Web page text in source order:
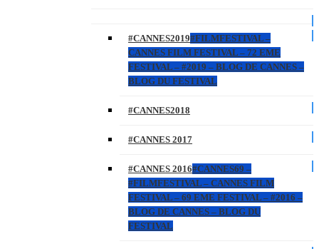
#CANNES2019#FILMFESTIVAL –
CANNES FILM FESTIVAL – 72 EME
FESTIVAL – #2019 – BLOG DE CANNES –
BLOG DU FESTIVAL
#CANNES2018
#CANNES 2017
#CANNES 2016#CANNES69 –
#FILMFESTIVAL – CANNES FILM
FESTIVAL – 69 EME FESTIVAL – #2016 –
BLOG DE CANNES – BLOG DU
FESTIVAL